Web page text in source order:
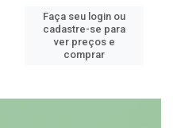
Faça seu login ou
cadastre-se para
ver preços e
comprar